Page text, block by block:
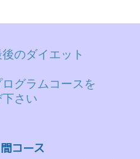
のダイエット
グラムコースを
さい
コース